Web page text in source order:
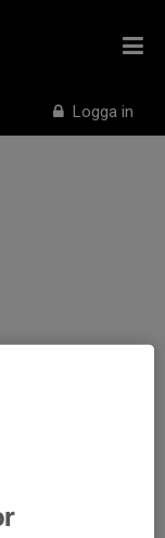
Logga in